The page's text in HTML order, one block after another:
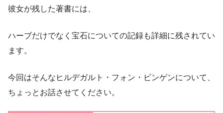
彼女が残した著書には、
ハーブだけでなく宝石についての記録も詳細に残されてい
ます。
今回はそんなヒルデガルト・フォン・ビンゲンについて、
ちょっとお話させてください。